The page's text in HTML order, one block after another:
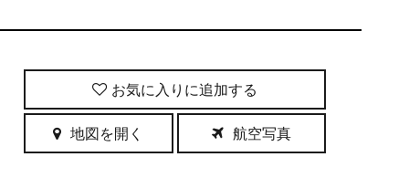
お気に入りに追加
地図を開く 航空写真